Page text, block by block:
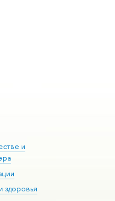
и
здоровья